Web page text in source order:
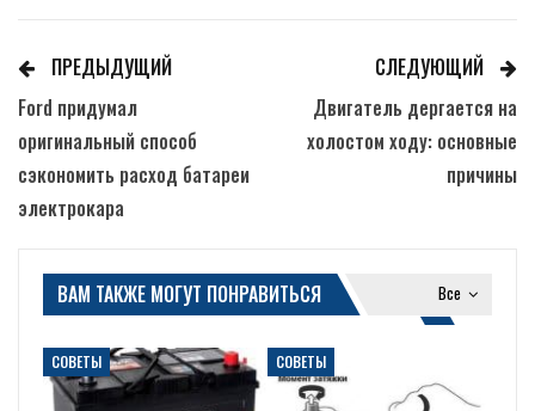
ПРЕДЫДУЩИЙ
Ford придумал
оригинальный способ
сэкономить расход батареи
электрокара
СЛЕДУЮЩИЙ
Двигатель дергается на
холостом ходу: основные
причины
Все
ВАМ ТАКЖЕ МОГУТ ПОНРАВИТЬСЯ
СОВЕТЫ СОВЕТЫ